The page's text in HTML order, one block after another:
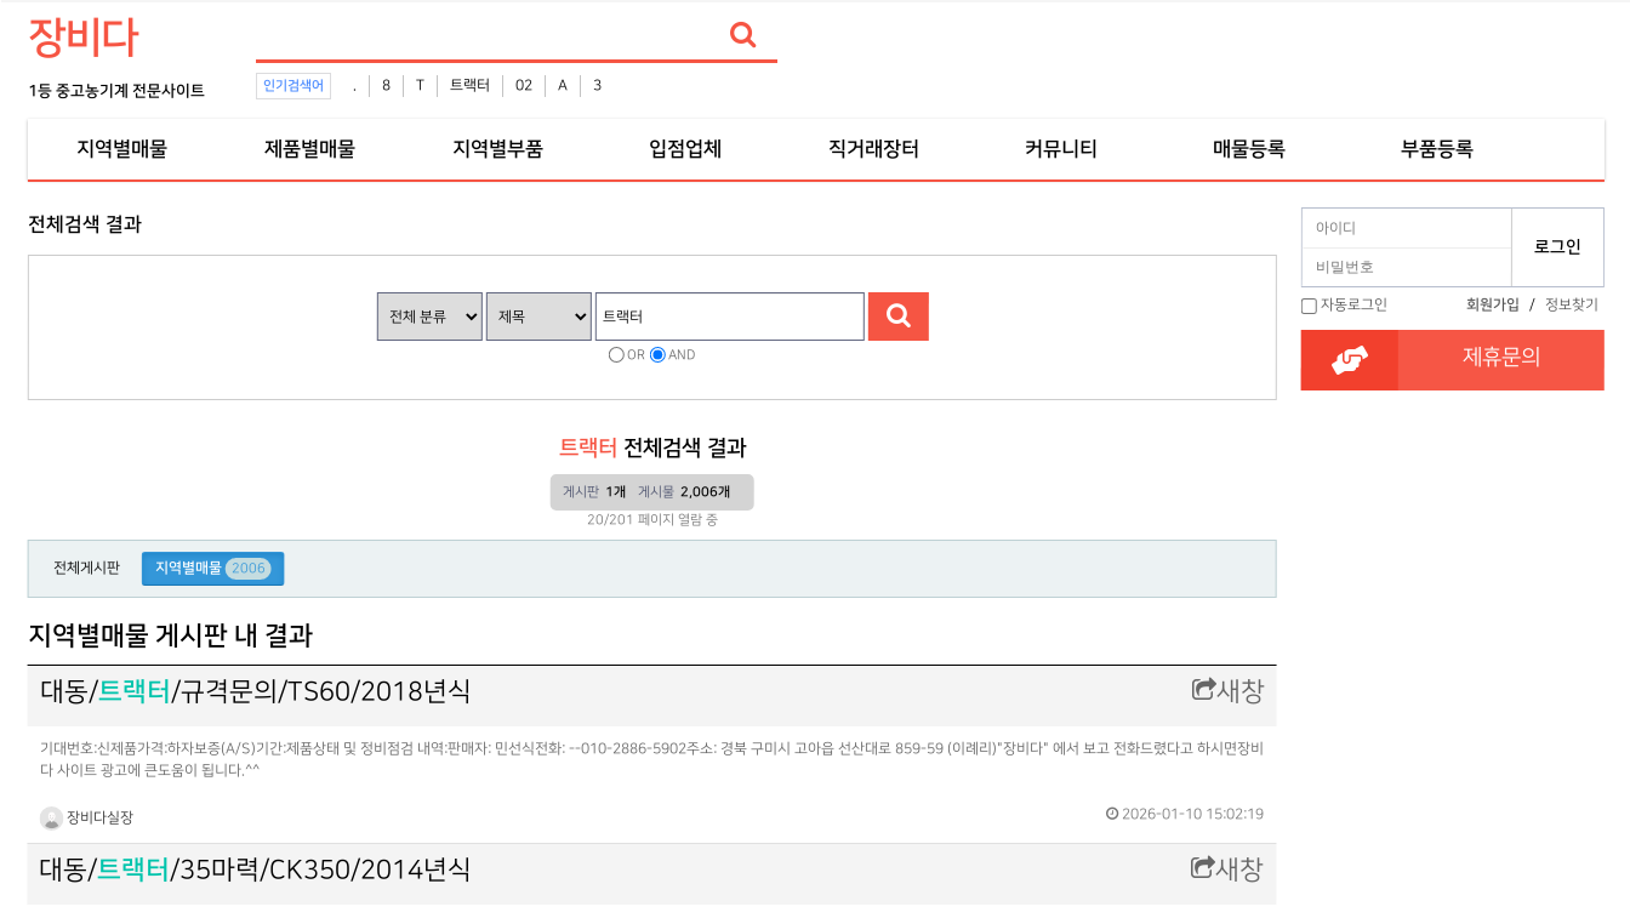
장비다
1등 중고농기계 전문사이트 인기검색어 . 8 T 트랙터 02 A 3
지역별매물 제품별매물 지역별부품 입점업체 직거래장터 커뮤니티 매물등록 부품등록
전체검색 결과
OR AND
트랙터 전체검색 결과
게시판 1개 게시물 2,006개
20/201 페이지 열람 중
전체게시판 지역별매물 2006
지역별매물 게시판 내 결과
대동/트랙터 /규격문의/TS60/2018년식 새창
기대번호:신제품가격:하자보증(A/S)기간:제품상태 및 정비점검 내역:판매자: 민선식전화: --010-2886-5902주소: 경북 구미시 고아읍 선산대로 859-59 (이례리)"장비다" 에서 보고 전화드렸다고 하시면장비
다 사이트 광고에 큰도움이 됩니다.^^
장비다실장 2026-01-10 15:02:19
대동/트랙터 /35마력/CK350/2014년식 새창
자동로그인 회원가입 / 정보찾기
제휴문의